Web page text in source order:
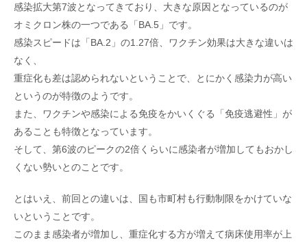
感染拡大第7波となってきており、大きな原因となっているのが
オミクロン株の一つである「BA.5」です。
感染スピードは「BA.2」の1.27倍、ワクチン効果は大きな違いは
なく、
重症化も差は認められないということで、とにかく感染力が高い
というのが特徴のようです。
また、ワクチンや感染による免疫をかいくぐる「免疫逃避性」が
あることも特徴となっています。
そして、第6波のピークの2倍くらいに感染者が増加してもおかし
くない勢いとのことです。
とはいえ、前回との違いは、国も市町村も行動制限をかけていな
いということです。
このまま感染者が増加し、重症化する方が増えて病床使用率が上